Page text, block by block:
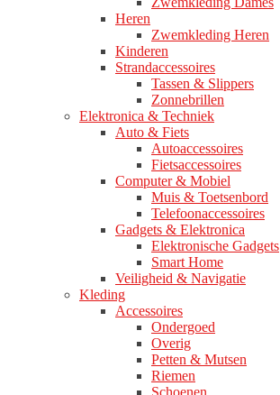
Heren
Zwemkleding Heren
Kinderen
Strandaccessoires
Tassen & Slippers
Zonnebrillen
Elektronica & Techniek
Auto & Fiets
Autoaccessoires
Fietsaccessoires
Computer & Mobiel
Muis & Toetsenbord
Telefoonaccessoires
Gadgets & Elektronica
Elektronische Gadgets
Smart Home
Veiligheid & Navigatie
Kleding
Accessoires
Ondergoed
Overig
Petten & Mutsen
Riemen
Schoenen